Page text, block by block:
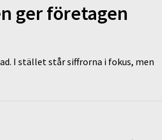
ger företagen
I stället står siffrorna i fokus, men